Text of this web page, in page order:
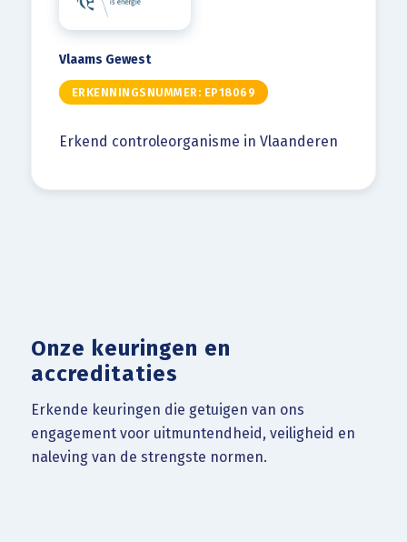
Vlaams Gewest
ERKENNINGSNUMMER: EP18069
Erkend controleorganisme in Vlaanderen
Onze keuringen en
accreditaties
Erkende keuringen die getuigen van ons
engagement voor uitmuntendheid, veiligheid en
naleving van de strengste normen.